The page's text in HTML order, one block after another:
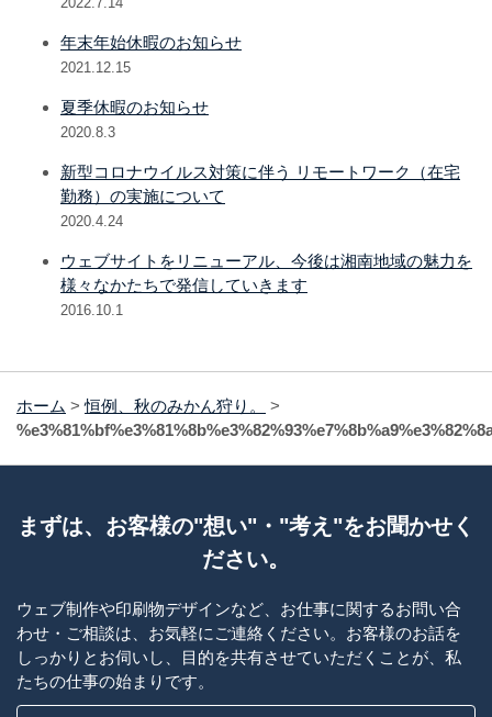
年末年始休暇のお知らせ
2021.12.15
夏季休暇のお知らせ
2020.8.3
新型コロナウイルス対策に伴う リモートワーク（在宅
勤務）の実施について
2020.4.24
ウェブサイトをリニューアル、今後は湘南地域の魅力を
様々なかたちで発信していきます
2016.10.1
ホーム >恒例、秋のみかん狩り。
>
まずは、お客様の"想い"・"考え"をお聞かせく
ださい。
ウェブ制作や印刷物デザインなど、お仕事に関するお問い合
わせ・ご相談は、お気軽にご連絡ください。お客様のお話を
しっかりとお伺いし、目的を共有させていただくことが、私
たちの仕事の始まりです。